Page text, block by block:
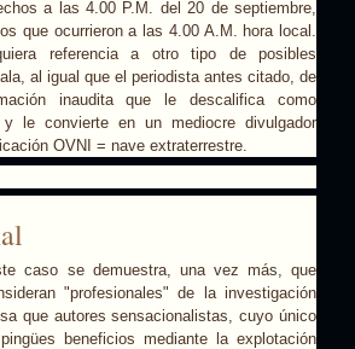
a las 4.00 P.M. del 20 de septiembre,
que ocurrieron a las 4.00 A.M. hora local.
referencia a otro tipo de posibles
al igual que el periodista antes citado, de
inaudita que le descalifica como
le convierte en un mediocre divulgador
OVNI = nave extraterrestre.
caso se demuestra, una vez más, que
"profesionales" de la investigación
que autores sensacionalistas, cuyo único
beneficios mediante la explotación